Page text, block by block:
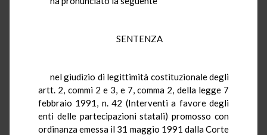
SENTENZA
nel giudizio di legittimità costituzionale degli
artt. 2, commi 2 e 3, e 7, comma 2, della legge 7
febbraio 1991, n. 42 (Interventi a favore degli
enti delle partecipazioni statali) promosso con
ordinanza emessa il 31 maggio 1991 dalla Corte